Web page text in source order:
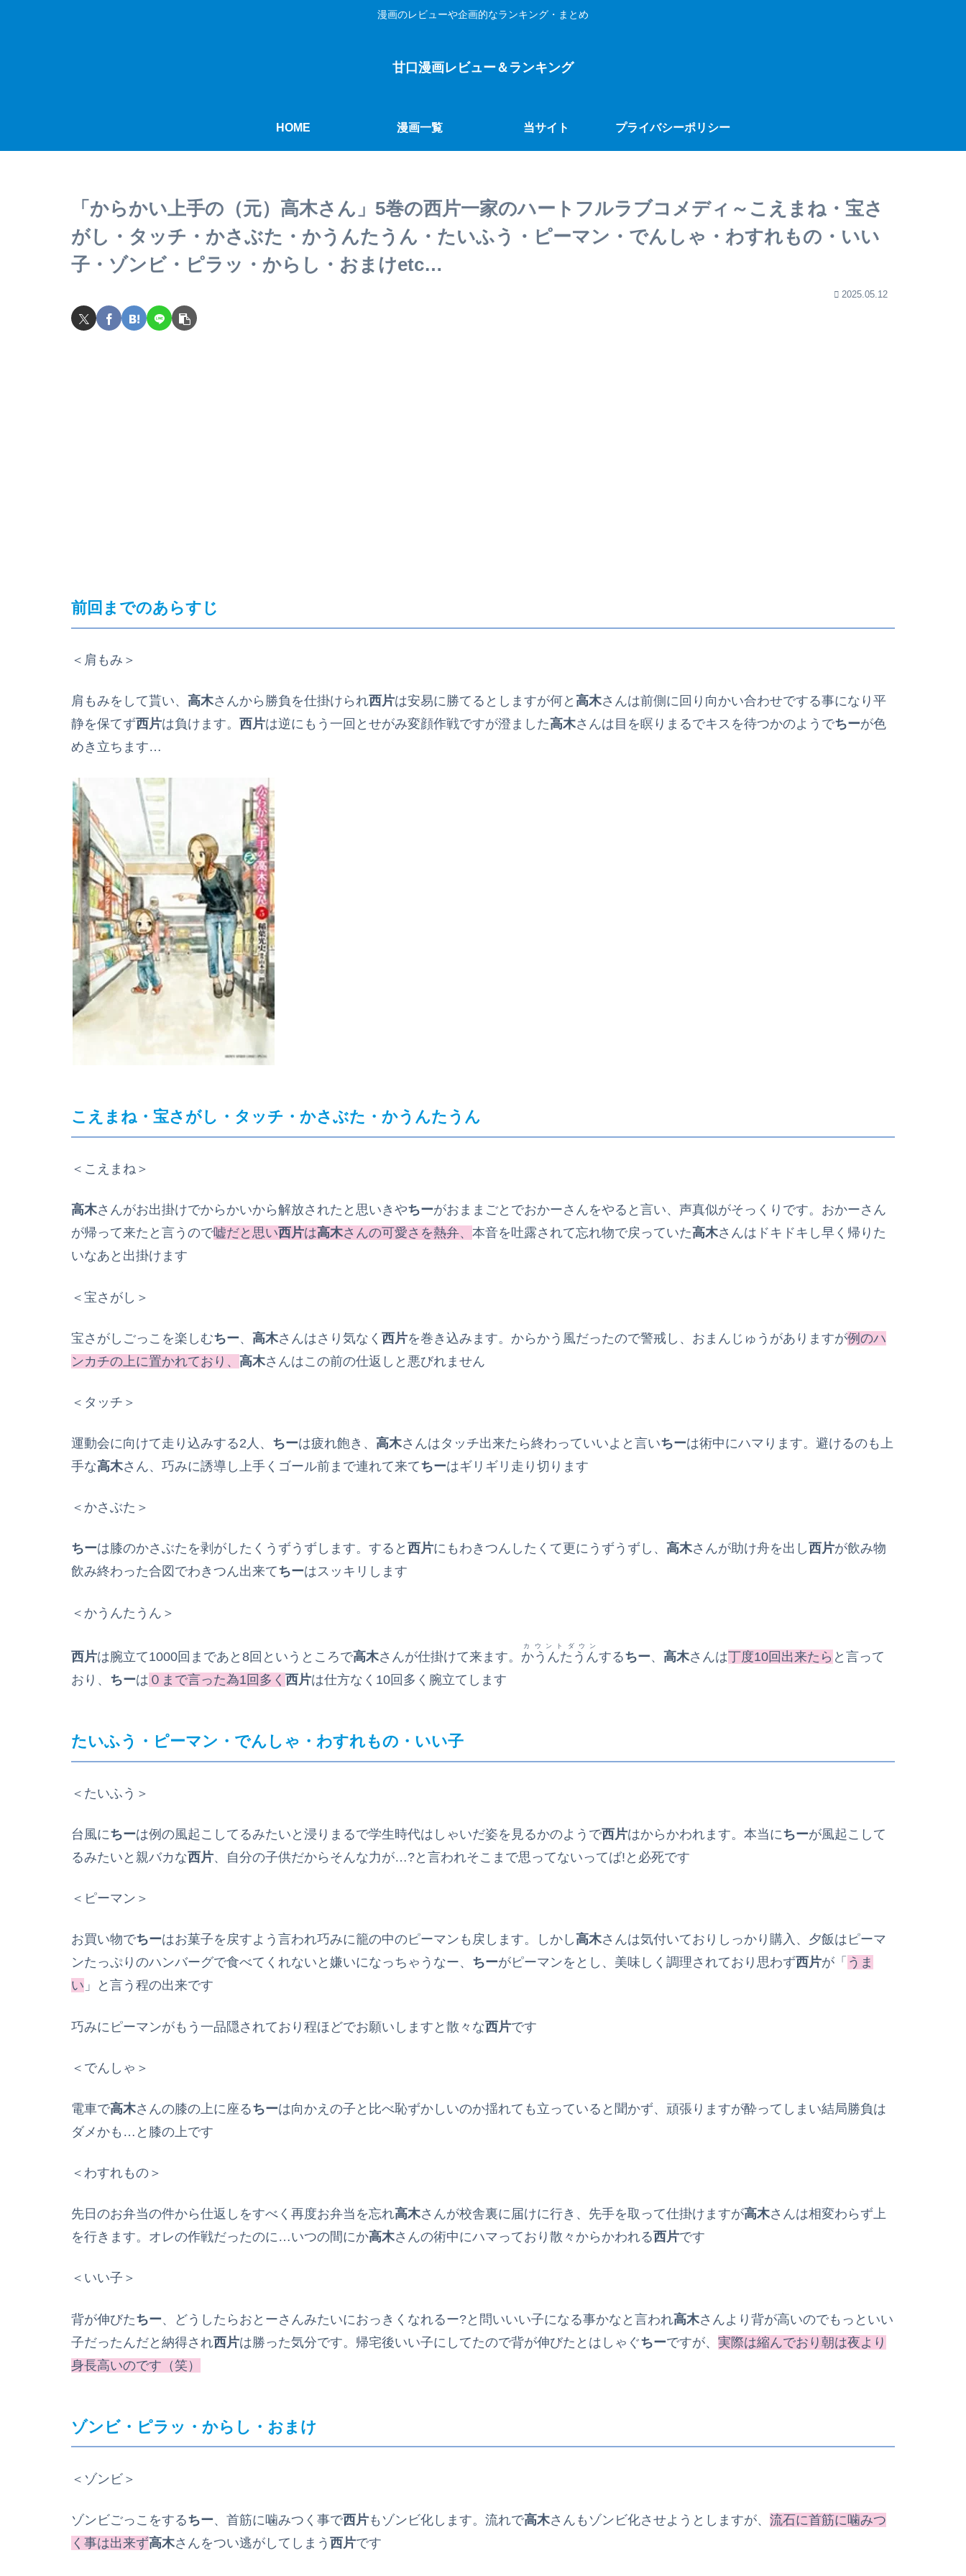
漫画のレビューや企画的なランキング・まとめ
甘口漫画レビュー＆ランキング
HOME 漫画一覧 当サイト プライバシーポリシー
「からかい上手の（元）高木さん」5巻の西片一家のハートフルラブコメディ～こえまね・宝さ
がし・タッチ・かさぶた・かうんたうん・たいふう・ピーマン・でんしゃ・わすれもの・いい
子・ゾンビ・ピラッ・からし・おまけetc…
2025.05.12
前回までのあらすじ
＜肩もみ＞
肩もみをして貰い、 高木さんから勝負を仕掛けられ西片は安易に勝てるとしますが何と 高木さんは前側に回り向かい合わせでする事になり平
静を保てず西片は負けます。 西片は逆にもう一回とせがみ変顔作戦ですが澄ました高木さんは目を瞑りまるでキスを待つかのようでちーが色
めき立ちます…
こえまね・宝さがし・タッチ・かさぶた・かうんたうん
＜こえまね＞
高木さんがお出掛けでからかいから解放されたと思いきやちーがおままごとでおかーさんをやると言い、声真似がそっくりです。おかーさん
が帰って来たと言うので嘘だと思い西片は高木さんの可愛さを熱弁、 本音を吐露されて忘れ物で戻っていた高木さんはドキドキし早く帰りた
いなあと出掛けます
＜宝さがし＞
宝さがしごっこを楽しむちー、 高木さんはさり気なく 西片を巻き込みます。からかう風だったので警戒し、おまんじゅうがありますが例のハ
ンカチの上に置かれており、 高木さんはこの前の仕返しと悪びれません
＜タッチ＞
運動会に向けて走り込みする2人、 ちーは疲れ飽き、 高木さんはタッチ出来たら終わっていいよと言いちーは術中にハマります。避けるのも上
手な高木さん、巧みに誘導し上手くゴール前まで連れて来てちーはギリギリ走り切ります
＜かさぶた＞
ちーは膝のかさぶたを剥がしたくうずうずします。すると 西片にもわきつんしたくて更にうずうずし、 高木さんが助け舟を出し西片が飲み物
飲み終わった合図でわきつん出来てちーはスッキリします
＜かうんたうん＞
西片は腕立て1000回まであと8回というところで高木さんが仕掛けて来ます。 かうんたうん
カウントダウン
するちー、 高木さんは丁度10回出来たら と言って
おり、 ちーは ０まで言った為1回多く 西片は仕方なく10回多く腕立てします
たいふう・ピーマン・でんしゃ・わすれもの・いい子
＜たいふう＞
台風にちーは例の風起こしてるみたいと浸りまるで学生時代はしゃいだ姿を見るかのようで西片はからかわれます。本当にちーが風起こして
るみたいと親バカな西片、自分の子供だからそんな力が…?と言われそこまで思ってないってば!と必死です
＜ピーマン＞
お買い物でちーはお菓子を戻すよう言われ巧みに籠の中のピーマンも戻します。しかし高木さんは気付いておりしっかり購入、夕飯はピーマ
ンたっぷりのハンバーグで食べてくれないと嫌いになっちゃうなー、 ちーがピーマンをとし、美味しく調理されており思わず西片が「 うま
い 」と言う程の出来です
巧みにピーマンがもう一品隠されており程ほどでお願いしますと散々な西片です
＜でんしゃ＞
電車で高木さんの膝の上に座るちーは向かえの子と比べ恥ずかしいのか揺れても立っていると聞かず、頑張りますが酔ってしまい結局勝負は
ダメかも…と膝の上です
＜わすれもの＞
先日のお弁当の件から仕返しをすべく再度お弁当を忘れ高木さんが校舎裏に届けに行き、先手を取って仕掛けますが高木さんは相変わらず上
を行きます。オレの作戦だったのに…いつの間にか高木さんの術中にハマっており散々からかわれる西片です
＜いい子＞
背が伸びたちー、どうしたらおとーさんみたいにおっきくなれるー?と問いいい子になる事かなと言われ高木さんより背が高いのでもっといい
子だったんだと納得され西片は勝った気分です。帰宅後いい子にしてたので背が伸びたとはしゃぐちーですが、 実際は縮んでおり朝は夜より
身長高いのです（笑）
ゾンビ・ピラッ・からし・おまけ
＜ゾンビ＞
ゾンビごっこをするちー、首筋に噛みつく事で西片もゾンビ化します。流れで高木さんもゾンビ化させようとしますが、 流石に首筋に噛みつ
く事は出来ず高木さんをつい逃がしてしまう 西片です